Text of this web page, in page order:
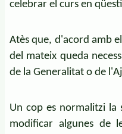
celebrar el curs en
Atès que, d'acord amb
del mateix queda
de la Generalitat o de
Un cop es normalitzi la
modificar algunes de